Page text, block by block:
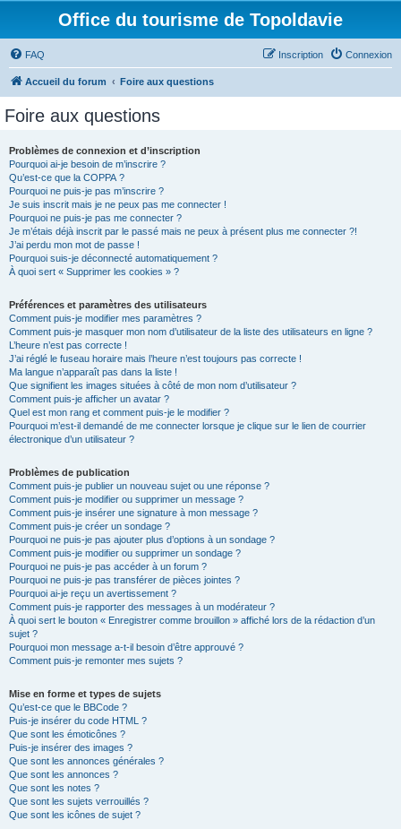
Office du tourisme de Topoldavie
FAQ Connexion
Inscription
Accueil du forum Foire aux questions
Foire aux questions
Problèmes de connexion et d’inscription
Pourquoi ai-je besoin de m’inscrire ?
Qu’est-ce que la COPPA ?
Pourquoi ne puis-je pas m’inscrire ?
Je suis inscrit mais je ne peux pas me connecter !
Pourquoi ne puis-je pas me connecter ?
Je m’étais déjà inscrit par le passé mais ne peux à présent plus me connecter ?!
J’ai perdu mon mot de passe !
Pourquoi suis-je déconnecté automatiquement ?
À quoi sert « Supprimer les cookies » ?
Préférences et paramètres des utilisateurs
Comment puis-je modifier mes paramètres ?
Comment puis-je masquer mon nom d’utilisateur de la liste des utilisateurs en ligne ?
L’heure n’est pas correcte !
J’ai réglé le fuseau horaire mais l’heure n’est toujours pas correcte !
Ma langue n’apparaît pas dans la liste !
Que signifient les images situées à côté de mon nom d’utilisateur ?
Comment puis-je afficher un avatar ?
Quel est mon rang et comment puis-je le modifier ?
Pourquoi m’est-il demandé de me connecter lorsque je clique sur le lien de courrier
électronique d’un utilisateur ?
Problèmes de publication
Comment puis-je publier un nouveau sujet ou une réponse ?
Comment puis-je modifier ou supprimer un message ?
Comment puis-je insérer une signature à mon message ?
Comment puis-je créer un sondage ?
Pourquoi ne puis-je pas ajouter plus d’options à un sondage ?
Comment puis-je modifier ou supprimer un sondage ?
Pourquoi ne puis-je pas accéder à un forum ?
Pourquoi ne puis-je pas transférer de pièces jointes ?
Pourquoi ai-je reçu un avertissement ?
Comment puis-je rapporter des messages à un modérateur ?
À quoi sert le bouton « Enregistrer comme brouillon » affiché lors de la rédaction d’un
sujet ?
Pourquoi mon message a-t-il besoin d’être approuvé ?
Comment puis-je remonter mes sujets ?
Mise en forme et types de sujets
Qu’est-ce que le BBCode ?
Puis-je insérer du code HTML ?
Que sont les émoticônes ?
Puis-je insérer des images ?
Que sont les annonces générales ?
Que sont les annonces ?
Que sont les notes ?
Que sont les sujets verrouillés ?
Que sont les icônes de sujet ?